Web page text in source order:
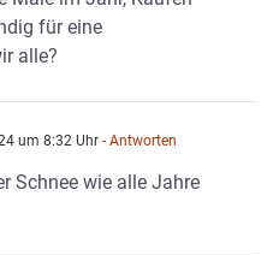
für eine
alle?
um 8:32 Uhr - Antworten
Schnee wie alle Jahre